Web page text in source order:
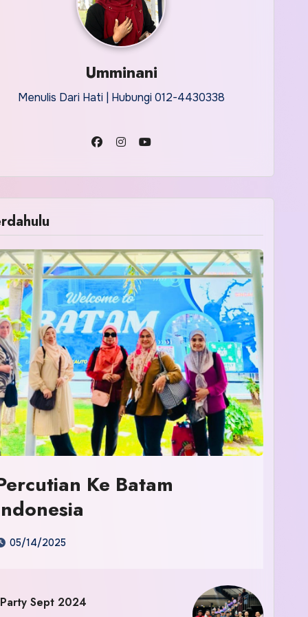
Umminani
Menulis Dari Hati | Hubungi 012-4430338
Ke Batam
05/14/2025
Sept 2024